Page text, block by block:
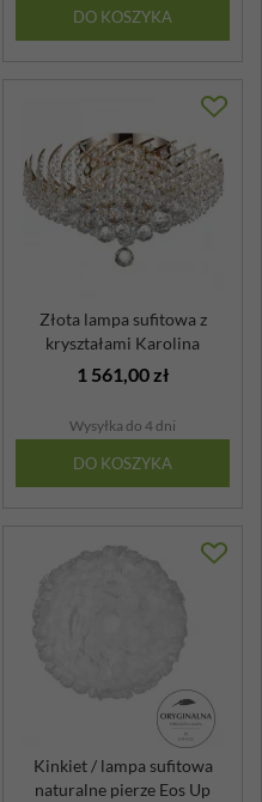
DO KOSZYKA
Złota lampa sufitowa z
kryształami Karolina
Maytoni Classic
1 561,00 zł
Wysyłka do 4 dni
DO KOSZYKA
Kinkiet / lampa sufitowa
naturalne pierze Eos Up